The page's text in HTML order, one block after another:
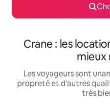
Crane : les
mieux
Les voyageurs sont
propreté et d'autres
très